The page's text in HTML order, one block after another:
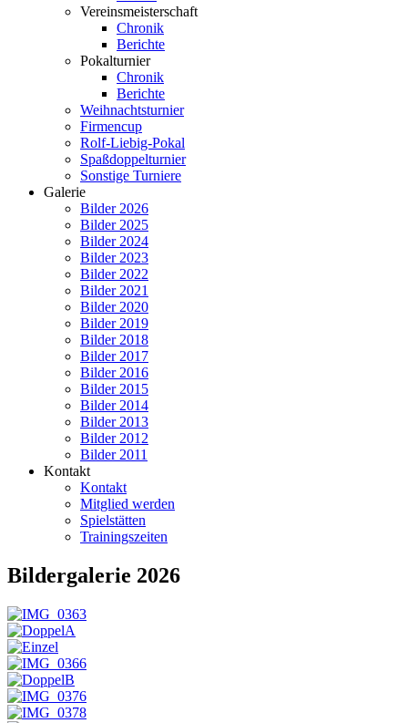
Vereinsmeisterschaft
Chronik
Berichte
Pokalturnier
Chronik
Berichte
Weihnachtsturnier
Firmencup
Rolf-Liebig-Pokal
Spaßdoppelturnier
Sonstige Turniere
Galerie
Bilder 2026
Bilder 2025
Bilder 2024
Bilder 2023
Bilder 2022
Bilder 2021
Bilder 2020
Bilder 2019
Bilder 2018
Bilder 2017
Bilder 2016
Bilder 2015
Bilder 2014
Bilder 2013
Bilder 2012
Bilder 2011
Kontakt
Kontakt
Mitglied werden
Spielstätten
Trainingszeiten
Bildergalerie 2026